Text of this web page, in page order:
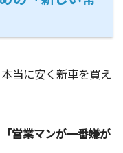
当に安く新車を買え
「営業マンが一番嫌が